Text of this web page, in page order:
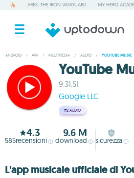
ARES: THE IRON VANGUARD MY HERO
ANDROID / APP / MULTIMEDIA / AUDIO / YOUTUBE MUSIC
YouTube
9.31.51
Google LLC
#2 AUDIO
4.3
585recensioni
9.6 M
download sicurezza
L'app musicale ufficiale di